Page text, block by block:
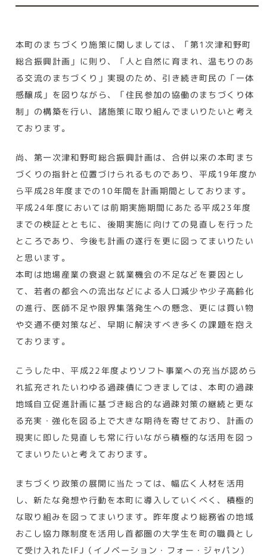
本町のまちづくり施策に関しましては、「第1次津和野町
総合振興計画」に則り、「人と自然に育まれ、温もりのあ
る交流のまちづくり」実現のため、引き続き町民の「一体
感醸成」を図りながら、「住民参加の協働のまちづくり体
制」の構築を行い、諸施策に取り組んでまいりたいと考え
ております。
尚、第一次津和野町総合振興計画は、合併以来の本町まち
づくりの指針と位置づけられるものであり、平成19年度か
ら平成28年度までの10年間を計画期間としております。
平成24年度においては前期実施期間にあたる平成23年度
までの検証とともに、後期実施に向けての見直しを行った
ところであり、今後も計画の遂行を更に図ってまいりたい
と思います。
本町は地場産業の衰退と就業機会の不足などを要因とし
て、若者の都会への流出などによる人口減少や少子高齢化
の進行、医師不足や限界集落発生への懸念、更には買い物
や交通不便対策など、早期に解決すべき多くの課題を抱え
ております。
こうした中、平成22年度よりソフト事業への充当が認めら
れ拡充されたいわゆる過疎債につきましては、本町の過疎
地域自立促進計画に基づき総合的な過疎対策の継続と更な
る充実・強化を図る上で大きな期待を寄せており、計画の
現実に即した見直しも常に行いながら積極的な活用を図っ
てまいりたいと考えております。
まちづくり政策の展開に当たっては、幅広く人材を活用
し、新たな発想や行動を本町に導入していくべく、積極的
な取り組みを図ってまいります。昨年度より総務省の地域
おこし協力隊制度を活用し首都圏の大学生を町の職員とし
て受け入れたIFJ（イノベーション・フォー・ジャパン）